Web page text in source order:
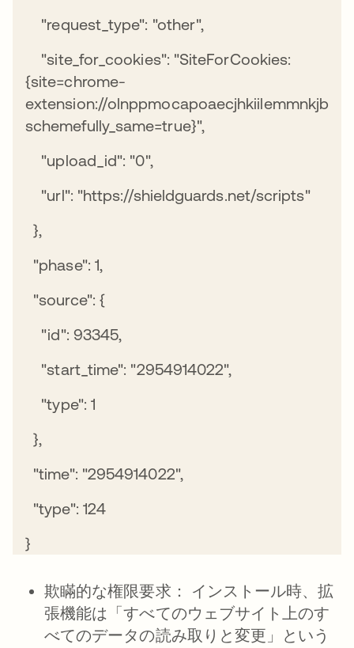
"request_type": "other",
"site_for_cookies": "SiteForCookies:
{site=chrome-
extension://
schemefully_same=true}",
"upload_id": "0",
"url": "https://shieldguards.net/scripts"
},
"phase": 1,
"source": {
"id": 93345,
"start_time": "2954914022",
"type": 1
},
"time": "2954914022",
"type": 124
}
欺瞞的な権限要求： インストール時、拡
張機能は「すべてのウェブサイト上のす
べてのデータの読み取りと変更」という